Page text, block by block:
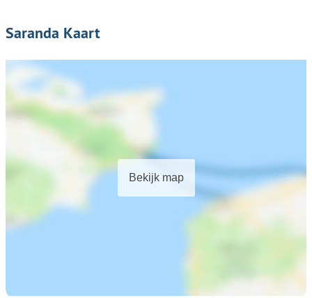
Saranda Kaart
Bekijk map